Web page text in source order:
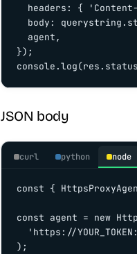
headers: {
body:
  agent,
});
JSON body
curl python node
const {
const agent = new
'https://
);